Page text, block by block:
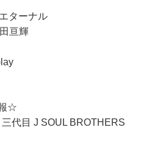
ターナル
亘輝
☆
目 J SOUL BROTHERS